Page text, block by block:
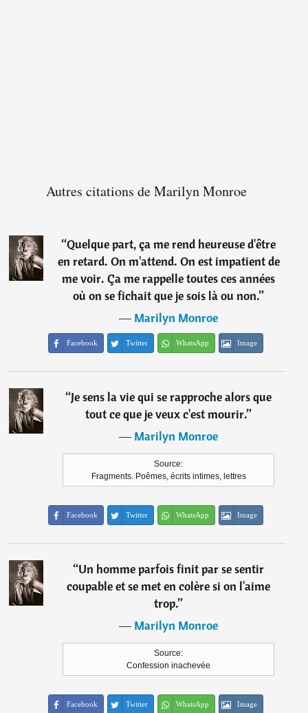
Autres citations de Marilyn Monroe
“Quelque part, ça me rend heureuse d'être
en retard. On m'attend. On est impatient de
me voir. Ça me rappelle toutes ces années
où on se fichait que je sois là ou non.”
―Marilyn Monroe
Facebook Twitter WhatsApp Image
“Je sens la vie qui se rapproche alors que
tout ce que je veux c'est mourir.”
―Marilyn Monroe
Source:
Fragments. Poêmes, écrits intimes, lettres
Facebook Twitter WhatsApp Image
“Un homme parfois finit par se sentir
coupable et se met en colère si on l'aime
trop.”
―Marilyn Monroe
Source:
Confession inachevée
Facebook Twitter WhatsApp Image